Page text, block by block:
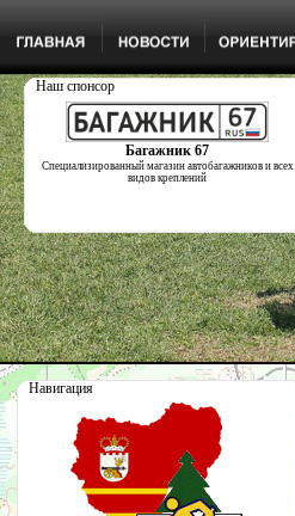
Наш спонсор
Багажник 67
Специализированный магазин автобагажников и всех
видов креплений
Навигация